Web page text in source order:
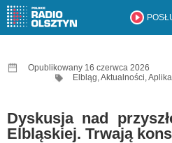
Opublikowany 16 czerwca 2026
Elbląg,Aktualności,
Dyskusja nad
Elbląskiej. Trwają